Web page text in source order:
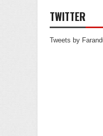
TWITTER
Tweets by